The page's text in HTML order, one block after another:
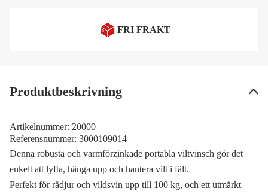
FRI FRAKT
Produktbeskrivning
Artikelnummer: 20000
Referensnummer: 3000109014
Denna robusta och varmförzinkade portabla viltvinsch gör det
enkelt att lyfta, hänga upp och hantera vilt i fält.
Perfekt för rådjur och vildsvin upp till 100 kg, och ett utmärkt